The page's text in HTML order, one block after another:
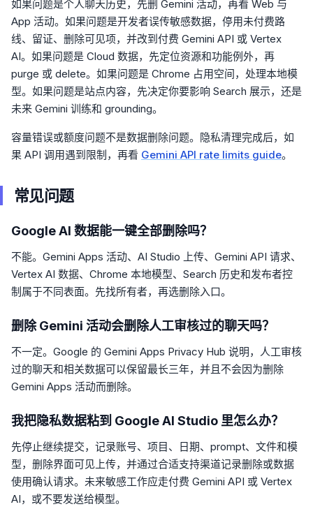
如果问题是个人聊天历史，先删 Gemini 活动，再看 Web 与
App 活动。如果问题是开发者误传敏感数据，停用未付费路
线、留证、删除可见项，并改到付费 Gemini API 或 Vertex
AI。如果问题是 Cloud 数据，先定位资源和功能例外，再
purge 或 delete。如果问题是 Chrome 占用空间，处理本地模
型。如果问题是站点内容，先决定你要影响 Search 展示，还是
未来 Gemini 训练和 grounding。
容量错误或额度问题不是数据删除问题。隐私清理完成后，如
果 API 调用遇到限制，再看 Gemini API rate limits guide。
常见问题
Google AI 数据能一键全部删除吗？
不能。Gemini Apps 活动、AI Studio 上传、Gemini API 请求、
Vertex AI 数据、Chrome 本地模型、Search 历史和发布者控
制属于不同表面。先找所有者，再选删除入口。
删除 Gemini 活动会删除人工审核过的聊天吗？
不一定。Google 的 Gemini Apps Privacy Hub 说明，人工审核
过的聊天和相关数据可以保留最长三年，并且不会因为删除
Gemini Apps 活动而删除。
我把隐私数据粘到 Google AI Studio 里怎么办？
先停止继续提交，记录账号、项目、日期、prompt、文件和模
型，删除界面可见上传，并通过合适支持渠道记录删除或数据
使用确认请求。未来敏感工作应走付费 Gemini API 或 Vertex
AI，或不要发送给模型。